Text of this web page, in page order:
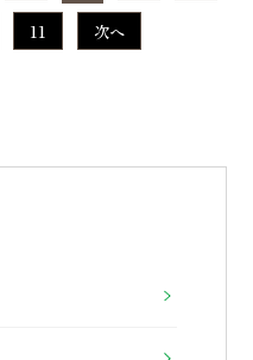
11 次へ